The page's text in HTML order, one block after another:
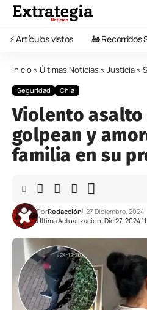
⚡️ Artículos vistos 🚂 Recorridos
Inicio » Últimas Noticias » Justicia »
Seguridad Chía
Violento asalto
golpean y
familia en su
Última Actualización: Dic 27, 2024
PorRedacción 27 Diciembre, 2024